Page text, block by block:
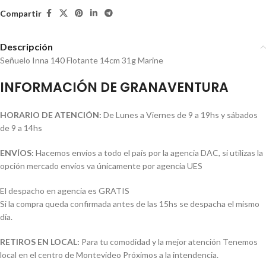
Compartir
Descripción
Señuelo Inna 140 Flotante 14cm 31g Marine
INFORMACIÓN DE GRANAVENTURA
HORARIO DE ATENCIÓN: De Lunes a Viernes de 9 a 19hs y sábados
de 9 a 14hs
ENVÍOS: Hacemos envíos a todo el país por la agencia DAC, si utilizas la
opción mercado envíos va únicamente por agencia UES
El despacho en agencia es GRATIS
Si la compra queda confirmada antes de las 15hs se despacha el mismo
día.
RETIROS EN LOCAL: Para tu comodidad y la mejor atención Tenemos
local en el centro de Montevideo Próximos a la intendencia.